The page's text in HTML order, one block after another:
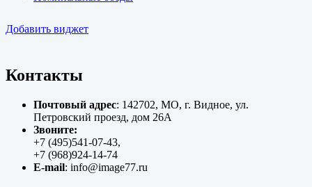
Добавить виджет
Контакты
Почтовый адрес: 142702, МО, г. Видное, ул.
Петровский проезд, дом 26А
Звоните:
+7 (495)541-07-43,
+7 (968)924-14-74
E-mail: info@image77.ru